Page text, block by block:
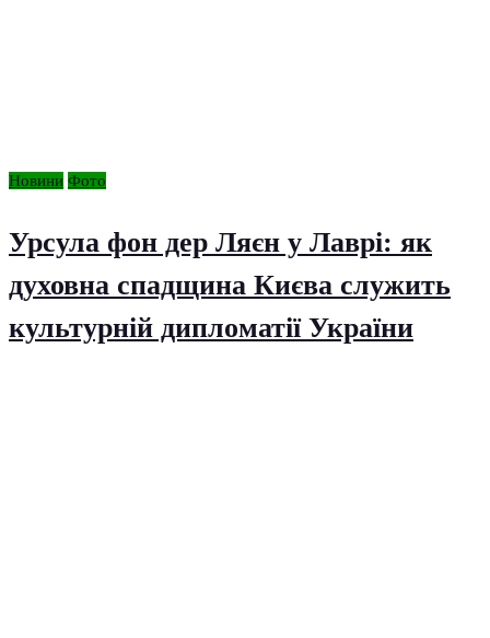
Новини Фото
Урсула фон дер Ляєн у Лаврі: як
духовна спадщина Києва служить
культурній дипломатії України